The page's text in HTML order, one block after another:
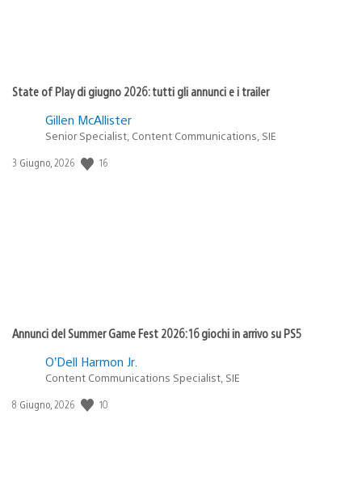
State of Play di giugno 2026: tutti gli annunci e i trailer
Gillen McAllister
Senior Specialist, Content Communications, SIE
Data
3 Giugno, 2026 16
Annunci del Summer Game Fest 2026: 16 giochi in arrivo su PS5
O’Dell Harmon Jr.
Content Communications Specialist, SIE
Data
8 Giugno, 2026 10